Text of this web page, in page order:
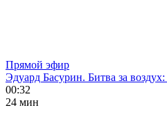
Прямой эфир
Эдуард Басурин. Битва за
00:32
24 мин